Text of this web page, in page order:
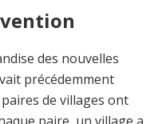
des nouvelles
précédemment
de villages ont